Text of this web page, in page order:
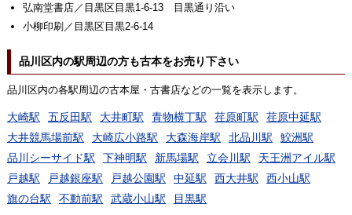
弘南堂書店／目黒区目黒1-6-13 目黒通り沿い
小柳印刷／目黒区目黒2-6-14
品川区内の駅周辺の方も古本をお売り下さい
品川区内の各駅周辺の古本屋・古書店などの一覧を表示します。
大崎駅 五反田駅 大井町駅 青物横丁駅 荏原町駅
荏原中延駅
大井競馬場前駅
大崎広小路駅 大森海岸駅 北品川駅
鮫洲駅
品川シーサイド駅
下神明駅 新馬場駅 立会川駅
天王洲アイル駅
戸越駅
戸越銀座駅 戸越公園駅 中延駅 西大井駅
西小山駅
旗の台駅
不動前駅 武蔵小山駅 目黒駅